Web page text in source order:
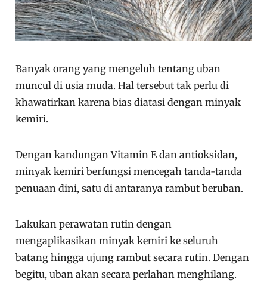
Banyak orang yang mengeluh tentang uban
muncul di usia muda. Hal tersebut tak perlu di
khawatirkan karena bias diatasi dengan minyak
kemiri.
Dengan kandungan Vitamin E dan antioksidan,
minyak kemiri berfungsi mencegah tanda-tanda
penuaan dini, satu di antaranya rambut beruban.
Lakukan perawatan rutin dengan
mengaplikasikan minyak kemiri ke seluruh
batang hingga ujung rambut secara rutin. Dengan
begitu, uban akan secara perlahan menghilang.